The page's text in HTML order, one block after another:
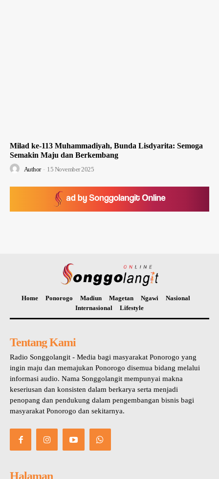
Milad ke-113 Muhammadiyah, Bunda Lisdyarita: Semoga
Semakin Maju dan Berkembang
Author - 15 November 2025
Home Ponorogo Madiun Magetan Ngawi
Nasional
Internasional
Lifestyle
Tentang Kami
Radio Songgolangit - Media bagi masyarakat Ponorogo yang
ingin maju dan memajukan Ponorogo disemua bidang melalui
informasi audio. Nama Songgolangit mempunyai makna
keseriusan dan konsisten dalam berkarya serta menjadi
penopang dan pendukung dalam pengembangan bisnis bagi
masyarakat Ponorogo dan sekitarnya.
Halaman